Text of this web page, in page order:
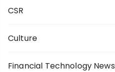
CSR
Culture
Financial Technology News